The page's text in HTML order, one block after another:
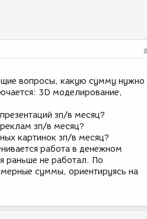
вопросы, какую сумму нужно
3D моделирование,
зп/в месяц?
зп/в месяц?
картинок зп/в месяц?
работа в денежном
раньше не работал. По
суммы, ориентируясь на